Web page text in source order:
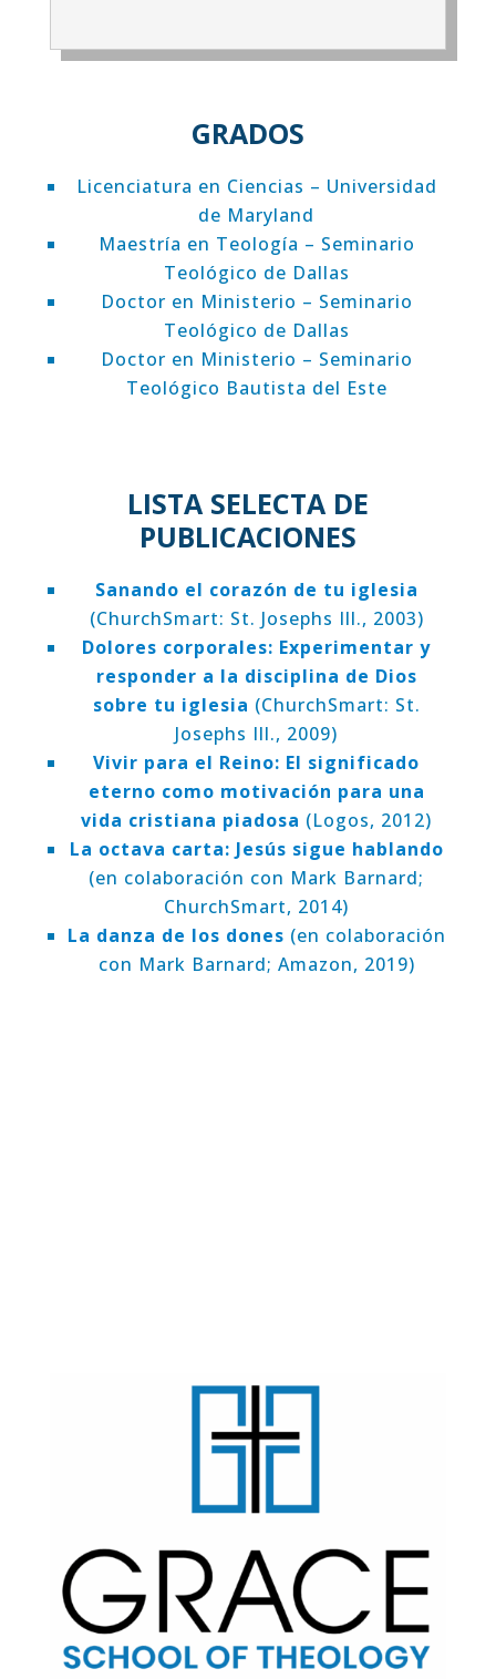
GRADOS
Licenciatura en Ciencias – Universidad
de Maryland
Maestría en Teología – Seminario
Teológico de Dallas
Doctor en Ministerio – Seminario
Teológico de Dallas
Doctor en Ministerio – Seminario
Teológico Bautista del Este
LISTA SELECTA DE
PUBLICACIONES
Sanando el corazón de tu iglesia
(ChurchSmart: St. Josephs Ill., 2003)
Dolores corporales: Experimentar y
responder a la disciplina de Dios
sobre tu iglesia (ChurchSmart: St.
Josephs Ill., 2009)
Vivir para el Reino: El significado
eterno como motivación para una
vida cristiana piadosa (Logos, 2012)
La octava carta: Jesús sigue hablando
(en colaboración con Mark Barnard;
ChurchSmart, 2014)
La danza de los dones (en colaboración
con Mark Barnard; Amazon, 2019)